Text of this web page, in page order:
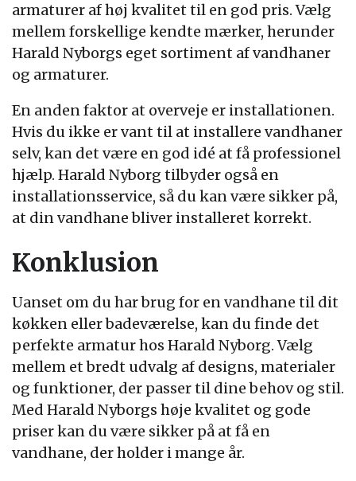
armaturer af høj kvalitet til en god pris. Vælg
mellem forskellige kendte mærker, herunder
Harald Nyborgs eget sortiment af vandhaner
og armaturer.
En anden faktor at overveje er installationen.
Hvis du ikke er vant til at installere vandhaner
selv, kan det være en god idé at få professionel
hjælp. Harald Nyborg tilbyder også en
installationsservice, så du kan være sikker på,
at din vandhane bliver installeret korrekt.
Konklusion
Uanset om du har brug for en vandhane til dit
køkken eller badeværelse, kan du finde det
perfekte armatur hos Harald Nyborg. Vælg
mellem et bredt udvalg af designs, materialer
og funktioner, der passer til dine behov og stil.
Med Harald Nyborgs høje kvalitet og gode
priser kan du være sikker på at få en
vandhane, der holder i mange år.